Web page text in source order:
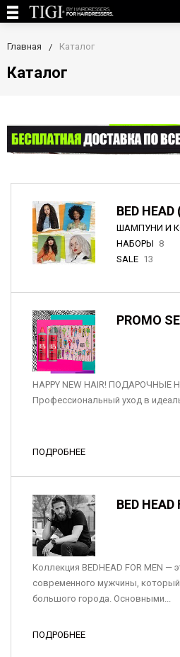
Главная Каталог
Каталог
BED HEAD
ШАМПУНИ И
НАБОРЫ 8
SALE 13
PROMO
HAPPY NEW HAIR!
Профессиональный уход в
ПОДРОБНЕЕ
BED
Коллекция BEDHEAD FOR MEN —
современного мужчины,
большого города. Основными...
ПОДРОБНЕЕ